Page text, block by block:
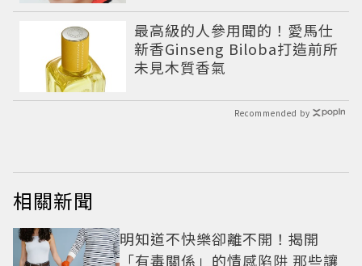
紅色山茶花系列保養儀式。
最高級的人參用聞的！愛馬仕
新香Ginseng Biloba打造前所
未見木質香氣
Recommended by
相關新聞
明知道不快樂卻離不開！揭開
「有毒關係」的情感陷阱 那些讓